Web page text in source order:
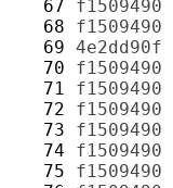
  67
f1509490
  68
f1509490
  69
4e2dd90f
  70
f1509490
  71
f1509490
  72
f1509490
  73
f1509490
  74
f1509490
  75
f1509490